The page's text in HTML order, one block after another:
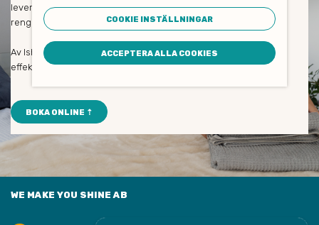
lever i. De avlägsnar all smuts och allt damm, putsar fönster och
rengör verkligen på djupet.
Av Ishine som städföretag kan du alltid förvänta dig trevlig och
effektiv personal med hög servicenivå.
BOKA ONLINE ⇡
WE MAKE YOU SHINE AB
COOKIE INSTÄLLNINGAR
ACCEPTERA ALLA COOKIES